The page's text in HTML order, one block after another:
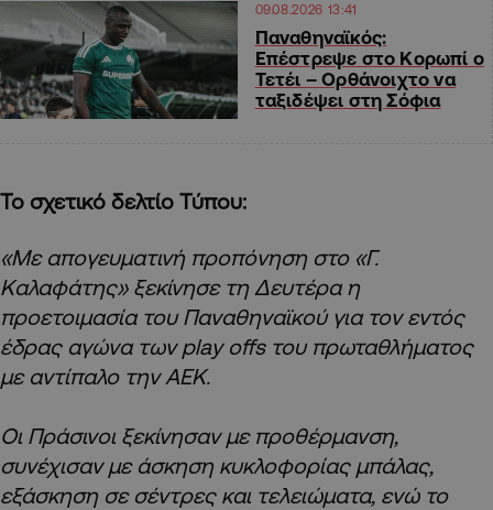
09.08.2026 13:41
Παναθηναϊκός:
Επέστρεψε στο Κορωπί ο
Τετέι – Ορθάνοιχτο να
ταξιδέψει στη Σόφια
Το σχετικό δελτίο Τύπου:
«Με απογευματινή προπόνηση στο «Γ.
Καλαφάτης» ξεκίνησε τη Δευτέρα η
προετοιμασία του Παναθηναϊκού για τον εντός
έδρας αγώνα των play offs του πρωταθλήματος
με αντίπαλο την ΑΕΚ.
Οι Πράσινοι ξεκίνησαν με προθέρμανση,
συνέχισαν με άσκηση κυκλοφορίας μπάλας,
εξάσκηση σε σέντρες και τελειώματα, ενώ το